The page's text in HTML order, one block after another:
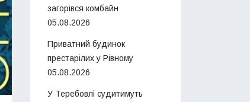
загорівся комбайн
05.08.2026
Приватний будинок
престарілих у Рівному
05.08.2026
У Теребовлі судитимуть